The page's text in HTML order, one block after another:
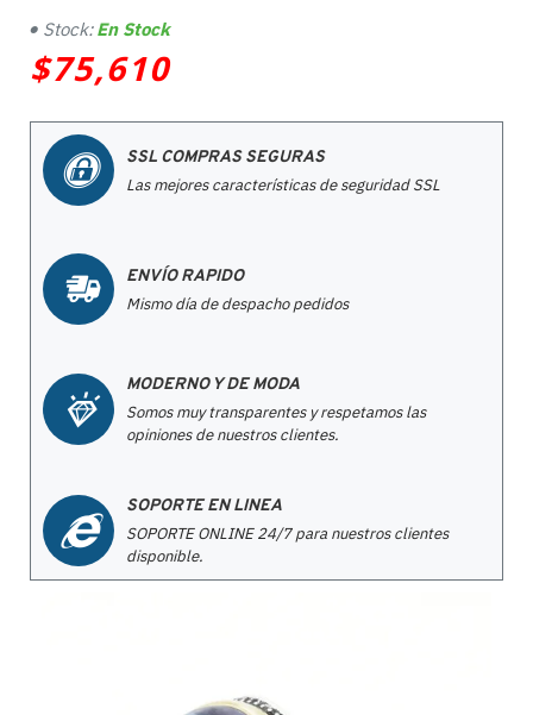
$75,610
Stock: En Stock
SSL COMPRAS SEGURAS
Las mejores características de seguridad SSL
ENVÍO RAPIDO
Mismo día de despacho pedidos
MODERNO Y DE MODA
Somos muy transparentes y respetamos las
opiniones de nuestros clientes.
SOPORTE EN LINEA
SOPORTE ONLINE 24/7 para nuestros clientes
disponible.